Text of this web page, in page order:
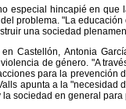
especial hincapié en
problema. "La
una sociedad
Castellón, Antonia
de género. "A
para la
apunta a la "necesidad
la sociedad en general